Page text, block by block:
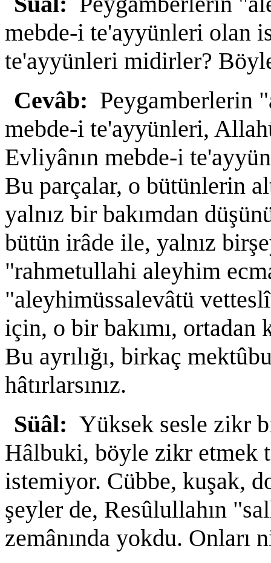
mebde-i te'ayyünleri olan
te'ayyünleri midirler?
Cevâb: Peygamberlerin
mebde-i te'ayyünleri,
Evliyânın mebde-i
Bu parçalar, o bütünlerin
yalnız bir bakımdan
bütün irâde ile, yalnız
"rahmetullahi aleyhim
"aleyhimüssalevâtü
için, o bir bakımı, ortadan
Bu ayrılığı, birkaç
hâtırlarsınız.
Süâl: Yüksek sesle zikr
Hâlbuki, böyle zikr etmek
istemiyor. Cübbe, kuşak,
şeyler de, Resûlullahın
zemânında yokdu. Onları